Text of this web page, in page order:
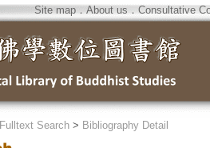
Site map．About us ． Consultative
Fulltext Search > Bibliography Detail